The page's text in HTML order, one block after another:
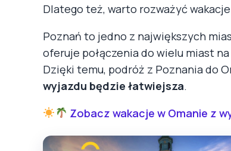
Dlatego też, warto rozważyć
Poznań to jedno z największych
oferuje połączenia do wielu miast
Dzięki temu, podróż z Poznania do
wyjazdu będzie łatwiejsza.
Zobacz wakacje w Omanie z